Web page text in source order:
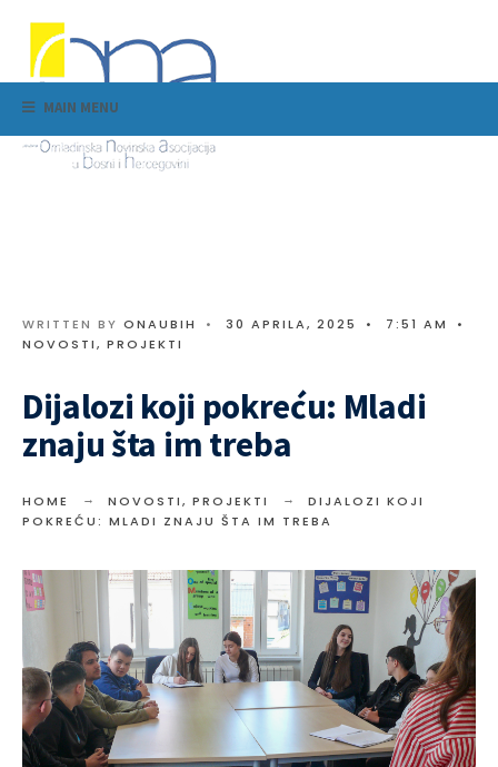
MAIN MENU
WRITTEN BY ONAUBIH • 30 APRILA, 2025 • 7:51 AM
•
NOVOSTI, PROJEKTI
Dijalozi koji pokreću: Mladi
znaju šta im treba
HOME NOVOSTI, PROJEKTI
DIJALOZI KOJI
POKREĆU: MLADI ZNAJU ŠTA IM TREBA